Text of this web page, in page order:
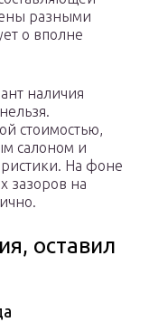
разными
о вполне
наличия
стоимостью,
салоном и
На фоне
зазоров на
оставил